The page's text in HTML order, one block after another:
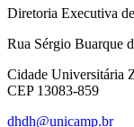
Diretoria Executiva
Rua Sérgio Buarque
Cidade Universitária
CEP 13083-859
dhdh@unicamp.br